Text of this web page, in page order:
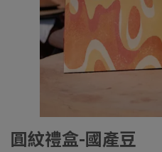
圓紋禮盒-國產豆